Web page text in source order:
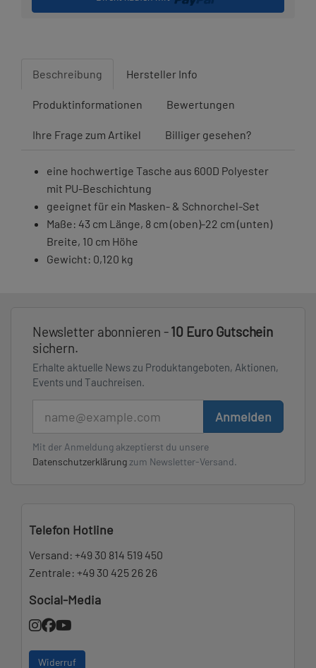
Beschreibung Hersteller Info
Produktinformationen Bewertungen
Ihre Frage zum Artikel Billiger gesehen?
eine hochwertige Tasche aus 600D Polyester
mit PU-Beschichtung
geeignet für ein Masken- & Schnorchel-Set
Maße: 43 cm Länge, 8 cm (oben)-22 cm (unten)
Breite, 10 cm Höhe
Gewicht: 0,120 kg
Newsletter abonnieren -10 Euro Gutschein
sichern.
Erhalte aktuelle News zu Produktangeboten, Aktionen,
Events und Tauchreisen.
Anmelden
Mit der Anmeldung akzeptierst du unsere
Datenschutzerklärung zum Newsletter-Versand.
Telefon Hotline
Versand: +49 30 814 519 450
Zentrale: +49 30 425 26 26
Social-Media
Widerruf